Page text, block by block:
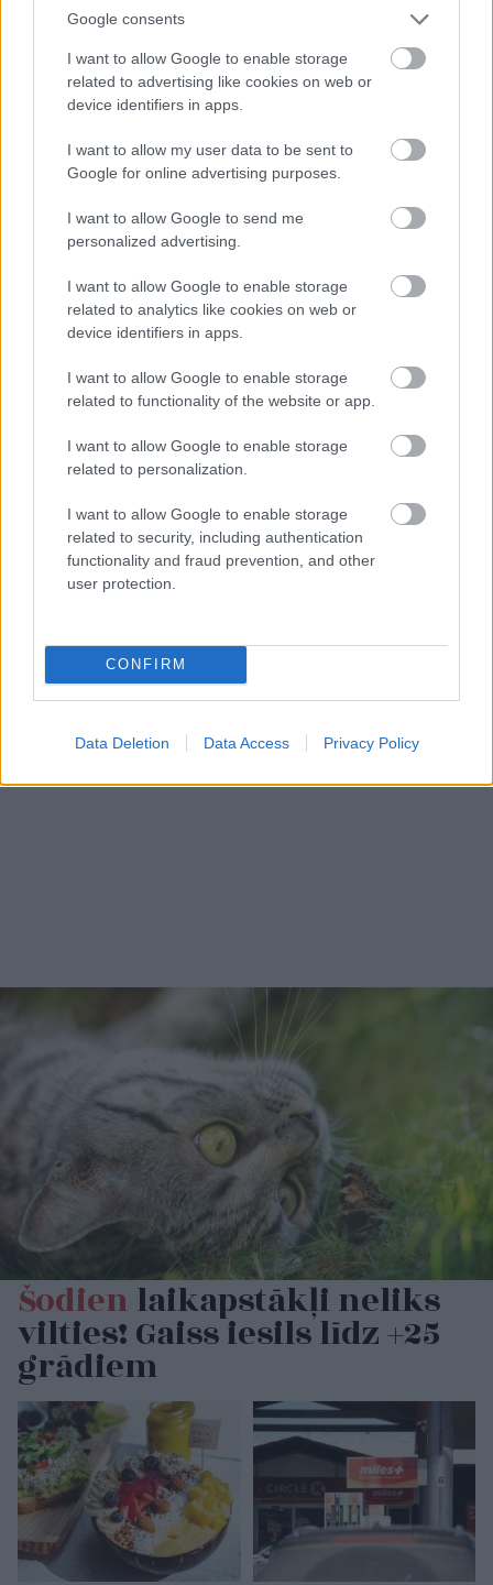
Google consents
I want to allow Google to enable storage
related to advertising like cookies on web or
device identifiers in apps.
I want to allow my user data to be sent to
Google for online advertising purposes.
I want to allow Google to send me
personalized advertising.
I want to allow Google to enable storage
related to analytics like cookies on web or
device identifiers in apps.
I want to allow Google to enable storage
related to functionality of the website or app.
I want to allow Google to enable storage
related to personalization.
I want to allow Google to enable storage
related to security, including authentication
functionality and fraud prevention, and other
user protection.
CONFIRM
Data Deletion Data Access Privacy Policy
“Mēs turpināmies!” Kaspars
Zemītis ar lepnumu atrāda
savu jauno statusu
Ukrainānoslēgusies 40
Zelenskis norāda, ka ir
apmierināts un
iespaidīgi
uzturēšana Latvijā
kļūst arvien dārgāka
Šodienlaikapstākļi neliks
vilties! Gaiss iesils līdz +25
grādiem
Atcelt Ziņot